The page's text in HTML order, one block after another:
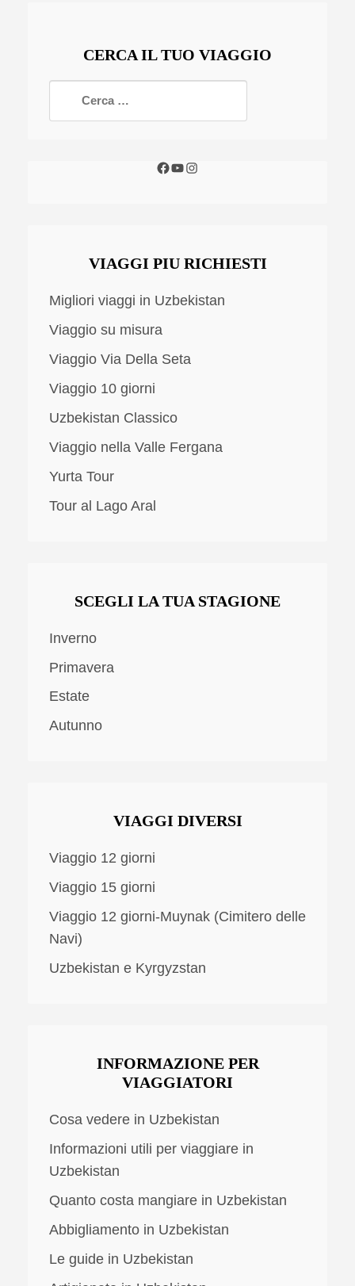
CERCA IL TUO VIAGGIO
VIAGGI PIU RICHIESTI
Migliori viaggi in Uzbekistan
Viaggio su misura
Viaggio Via Della Seta
Viaggio 10 giorni
Uzbekistan Classico
Viaggio nella Valle Fergana
Yurta Tour
Tour al Lago Aral
SCEGLI LA TUA STAGIONE
Inverno
Primavera
Estate
Autunno
VIAGGI DIVERSI
Viaggio 12 giorni
Viaggio 15 giorni
Viaggio 12 giorni-Muynak (Cimitero delle
Navi)
Uzbekistan e Kyrgyzstan
INFORMAZIONE PER
VIAGGIATORI
Cosa vedere in Uzbekistan
Informazioni utili per viaggiare in
Uzbekistan
Quanto costa mangiare in Uzbekistan
Abbigliamento in Uzbekistan
Le guide in Uzbekistan